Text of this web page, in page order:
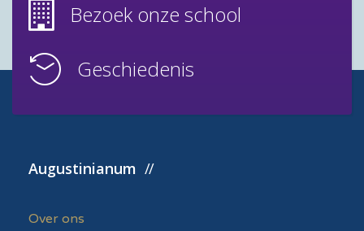
Bezoek onze school
Geschiedenis
Augustinianum
Over ons